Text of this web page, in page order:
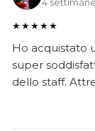
★★★★★
Ho acquistato
super
dello staff.